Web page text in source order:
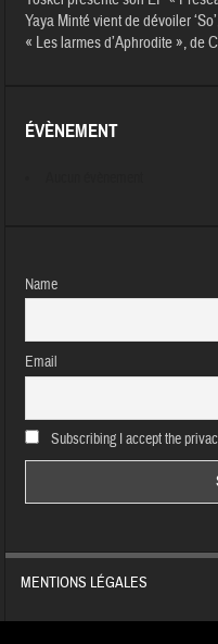
Yaya Minté vient de dévoiler
« Les larmes d’Aphrodite », de
ÉVÈNEMENT
Name
Email
Subscribing I accept the
MENTIONS LÉGALES